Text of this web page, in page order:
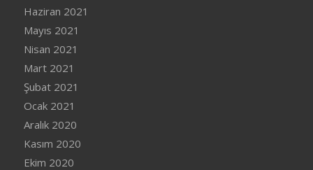
Haziran 2021
Mayıs 2021
Nisan 2021
Mart 2021
Şubat 2021
Ocak 2021
Aralık 2020
Kasım 2020
Ekim 2020